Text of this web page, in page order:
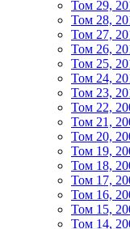
Том 29,
Том 28,
Том 27,
Том 26,
Том 25,
Том 24,
Том 23,
Том 22,
Том 21,
Том 20,
Том 19,
Том 18,
Том 17,
Том 16,
Том 15,
Том 14,